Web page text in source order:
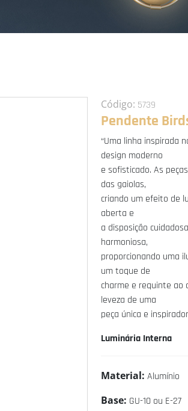
Código: 5739
Pendente
“Uma linha inspirada
design moderno
e sofisticado. As
das gaiolas,
criando um efeito de
aberta e
a disposição
harmoniosa,
proporcionando uma
um toque de
charme e requinte ao
leveza de uma
peça única e
Luminária Interna
Material: Alumínio
Base: GU-10 ou E-27